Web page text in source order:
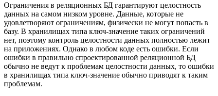
Ограничения в реляционных БД гарантируют целостность
данных на самом низком уровне. Данные, которые не
удовлетворяют ограничениям, физически не могут попасть в
базу. В хранилищах типа ключ-значение таких ограничений
нет, поэтому контроль целостности данных полностью лежит
на приложениях. Однако в любом коде есть ошибки. Если
ошибки в правильно спроектированной реляционной БД
обычно не ведут к проблемам целостности данных, то ошибки
в хранилищах типа ключ-значение обычно приводят к таким
проблемам.